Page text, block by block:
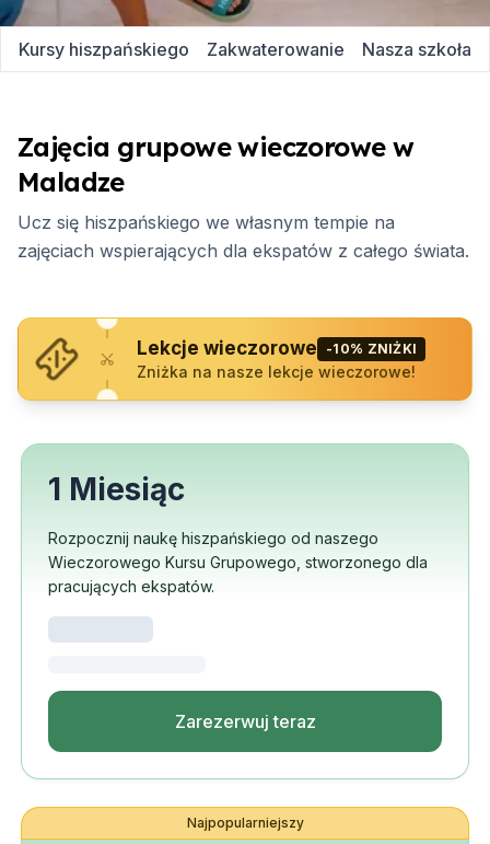
Kursy hiszpańskiego Zakwaterowanie Nasza szkoła
Zajęcia grupowe wieczorowe w
Maladze
Ucz się hiszpańskiego we własnym tempie na
zajęciach wspierających dla ekspatów z całego świata.
Lekcje wieczorowe -10% ZNIŻKI
Zniżka na nasze lekcje wieczorowe!
1 Miesiąc
Rozpocznij naukę hiszpańskiego od naszego
Wieczorowego Kursu Grupowego, stworzonego dla
pracujących ekspatów.
Zarezerwuj teraz
Najpopularniejszy